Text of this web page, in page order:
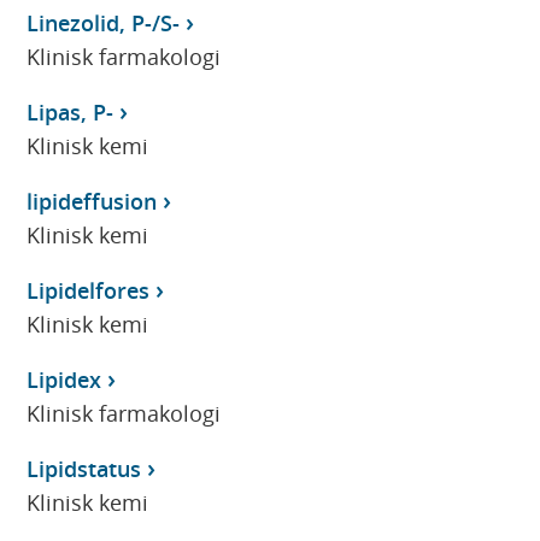
Linezolid, P-/S-
Klinisk farmakologi
Lipas, P-
Klinisk kemi
lipideffusion
Klinisk kemi
Lipidelfores
Klinisk kemi
Lipidex
Klinisk farmakologi
Lipidstatus
Klinisk kemi